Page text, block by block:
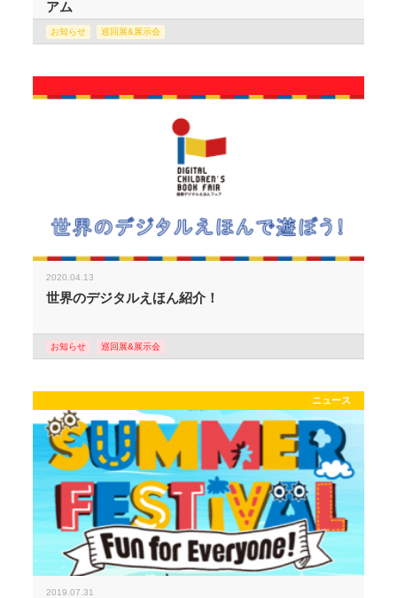
アム
お知らせ 巡回展&展示会
2020.04.13
世界のデジタルえほん紹介！
お知らせ 巡回展&展示会
ニュース
2019.07.31